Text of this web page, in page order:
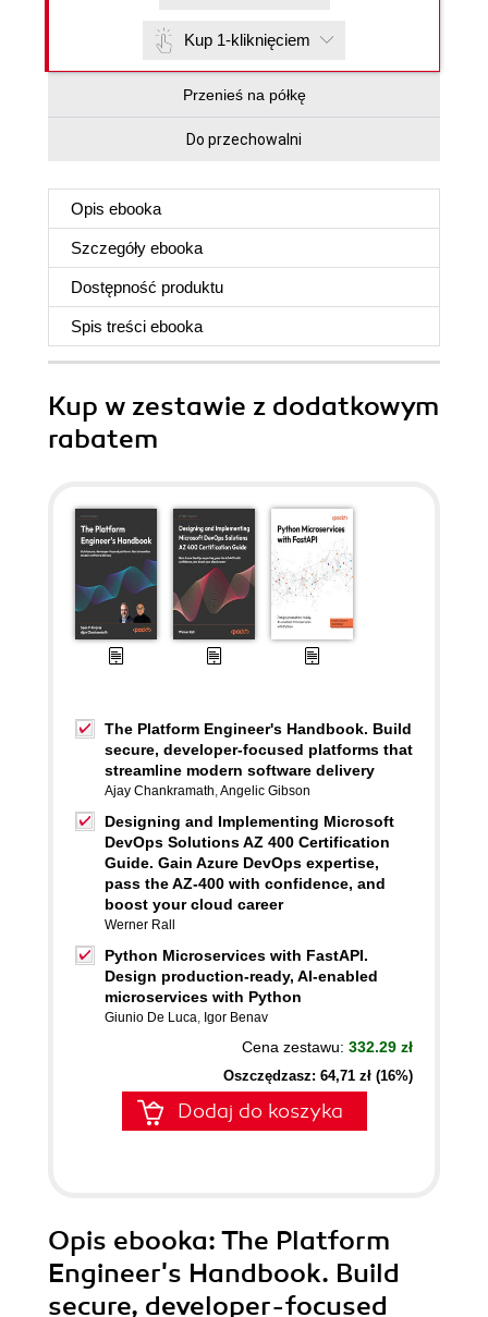
Kup 1-kliknięciem
Przenieś na półkę
Do przechowalni
Opis ebooka
Szczegóły ebooka
Dostępność produktu
Spis treści ebooka
Kup w zestawie z dodatkowym
rabatem
The Platform Engineer's Handbook. Build
secure, developer-focused platforms that
streamline modern software delivery
Ajay Chankramath,Angelic Gibson
Designing and Implementing Microsoft
DevOps Solutions AZ 400 Certification
Guide. Gain Azure DevOps expertise,
pass the AZ-400 with confidence, and
boost your cloud career
Werner Rall
Python Microservices with FastAPI.
Design production-ready, AI-enabled
microservices with Python
Giunio De Luca, Igor Benav
Cena zestawu: 332.29 zł
Oszczędzasz: 64,71 zł (16%)
Dodaj do koszyka
Opis ebooka: The Platform
Engineer's Handbook. Build
secure, developer-focused